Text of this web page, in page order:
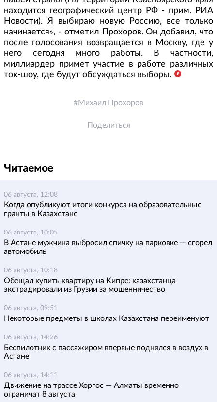
находится географический центр РФ - прим. РИА
Новости). Я выбираю новую Россию, все только
начинается», - отметил Прохоров. Он добавил, что
после голосования возвращается в Москву, где у
него сегодня много работы. В частности,
миллиардер примет участие в работе различных
ток-шоу, где будут обсуждаться выборы.
Михаил Прохоров
Поделиться
Читаемое
06 августа, 12:08
Когда опубликуют итоги конкурса на образовательные
гранты в Казахстане
06 августа, 10:05
В Астане мужчина выбросил спичку на парковке — сгорел
автомобиль
06 августа, 10:18
Обещал купить квартиру на Кипре: казахстанца
экстрадировали из Грузии за мошенничество
06 августа, 09:51
Некоторые предметы в школах Казахстана переименуют
06 августа, 14:26
Беспилотник с пассажиром впервые поднялся в воздух в
Астане
06 августа, 14:11
Движение на трассе Хоргос — Алматы временно
ограничат 8 августа